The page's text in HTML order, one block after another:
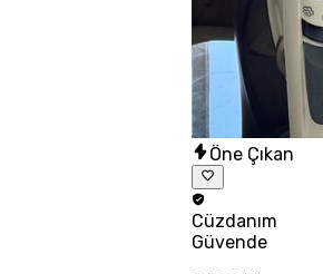
Öne Çıkan
Cüzdanım
Güvende